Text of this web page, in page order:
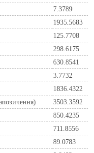
7.3789
1935.5683
125.7708
298.6175
630.8541
3.7732
1836.4322
3503.3592
850.4235
711.8556
89.0783